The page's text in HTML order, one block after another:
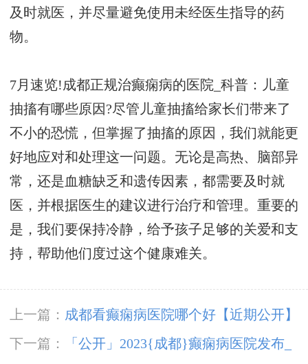
及时就医，并尽量避免使用未经医生指导的药
物。
7月速览!成都正规治癫痫病的医院_科普：儿童
抽搐有哪些原因?尽管儿童抽搐给家长们带来了
不小的恐慌，但掌握了抽搐的原因，我们就能更
好地应对和处理这一问题。无论是高热、脑部异
常，还是血糖缺乏和遗传因素，都需要及时就
医，并根据医生的建议进行治疗和管理。重要的
是，我们要保持冷静，给予孩子足够的关爱和支
持，帮助他们度过这个健康难关。
上一篇： 成都看癫痫病医院哪个好【近期公开】
_哪些食物对癫痫患儿有益?
下一篇：
「公开」2023{成都}癫痫病医院发布_